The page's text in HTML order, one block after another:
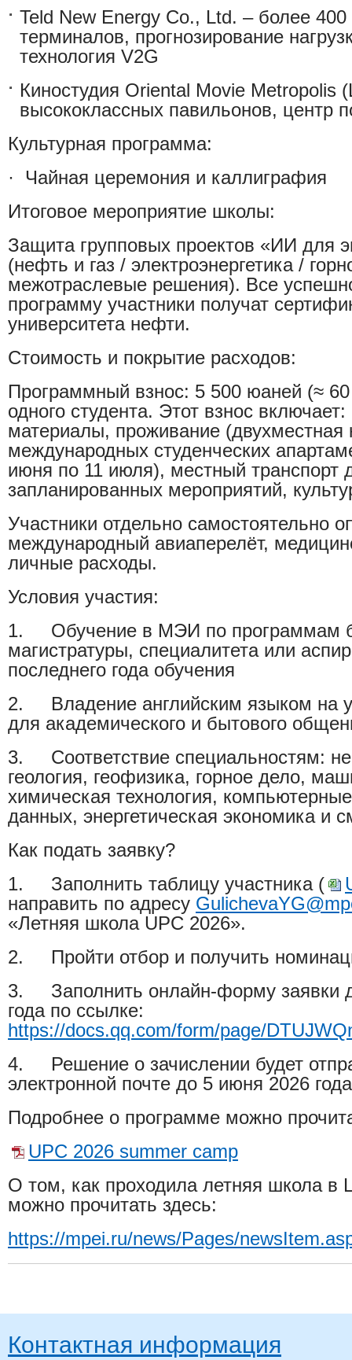
Teld New Energy Co., Ltd. – более
терминалов, прогнозирование
технология V2G
Киностудия Oriental Movie Metropolis
высококлассных павильонов, центр
Культурная программа:
·
Чайная церемония и каллиграфия
Итоговое мероприятие школы:
Защита групповых проектов «ИИ для
(нефть и газ / электроэнергетика /
межотраслевые решения). Все
программу участники получат
университета нефти.
Стоимость и покрытие расходов:
Программный взнос: 5 500 юаней (≈
одного студента. Этот взнос
материалы, проживание (двухместная
международных студенческих
июня по 11 июля), местный транспорт
запланированных мероприятий,
Участники отдельно самостоятельно
международный авиаперелёт,
личные расходы.
Условия участия:
1.
Обучение в МЭИ по программам
магистратуры, специалитета или
последнего года обучения
2.
Владение английским языком на
для академического и бытового
3.
Соответствие специальностям:
геология, геофизика, горное дело,
химическая технология,
данных, энергетическая экономика и
Как подать заявку?
1.
Заполнить таблицу участника (
направить по адресу GulichevaYG@
«Летняя школа UPC 2026».
2.
Пройти отбор и получить
3.
Заполнить онлайн-форму заявки
годапо ссылке:
https://docs.qq.com/form/page/
4.
Решение о зачислении будет
электронной почте до 5 июня 2026 года
Подробнее о программе можно
UPC 2026 summer camp
О том, как проходила летняя школа в
можно прочитать здесь:
https://mpei.ru/news/Pages/
Контактная информация